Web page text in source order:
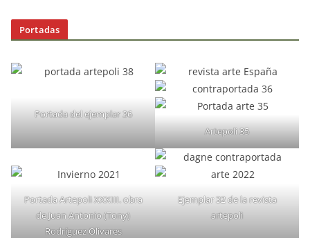
Portadas
Portada del ejemplar 36
Artepoli 35
Portada Artepoli XXXIII. obra
de Juan Antonio (Tony)
Rodríguez Olivares
Ejemplar 32 de la revista
artepoli